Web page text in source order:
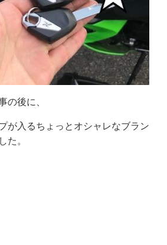
の後に、
が入るちょっとオシャレなブラン
た。